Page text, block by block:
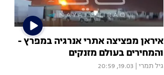
איראן מפציצה אתרי אנרגיה במפרץ -
והמחירים בעולם מזנקים
גיל תמרי 19.03, 20:59